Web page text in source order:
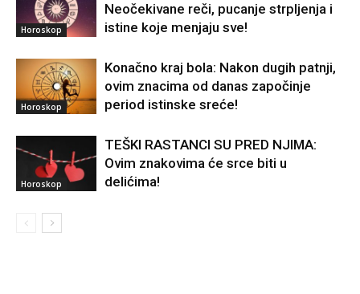
Horoskop
Neočekivane reči, pucanje strpljenja i
istine koje menjaju sve!
Horoskop
Konačno kraj bola: Nakon dugih patnji,
ovim znacima od danas započinje
period istinske sreće!
Horoskop
TEŠKI RASTANCI SU PRED NJIMA:
Ovim znakovima će srce biti u
delićima!